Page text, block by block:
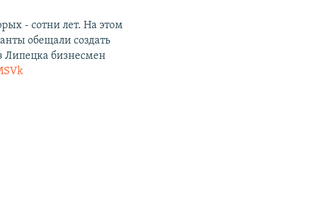
- сотни лет. На этом
обещали создать
бизнесмен